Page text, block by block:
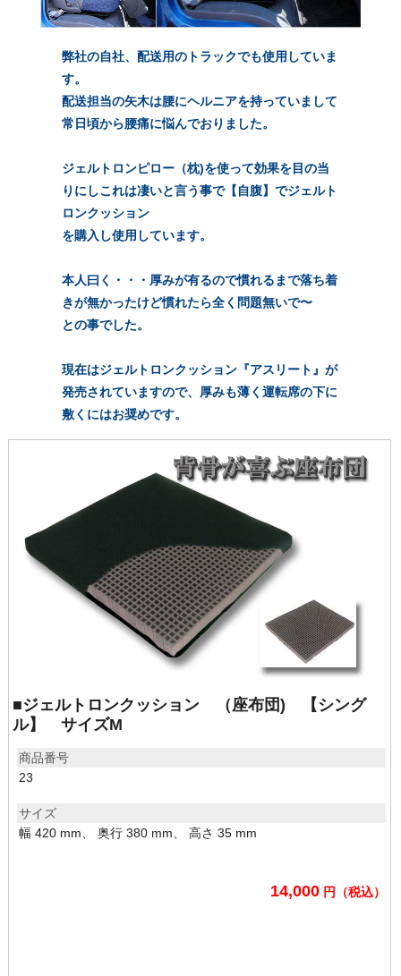
弊社の自社、配送用のトラックでも使用していま
す。
配送担当の矢木は腰にヘルニアを持っていまして
常日頃から腰痛に悩んでおりました。
ジェルトロンピロー（枕)を使って効果を目の当
りにしこれは凄いと言う事で【自腹】でジェルト
ロンクッション
を購入し使用しています。
本人曰く・・・厚みが有るので慣れるまで落ち着
きが無かったけど慣れたら全く問題無いで〜
との事でした。
現在はジェルトロンクッション『アスリート』が
発売されていますので、厚みも薄く運転席の下に
敷くにはお奨めです。
■ジェルトロンクッション （座布団) 【シング
ル】 サイズM
商品番号
23
サイズ
幅 420 mm、 奥行 380 mm、 高さ 35 mm
14,000 円（税込）